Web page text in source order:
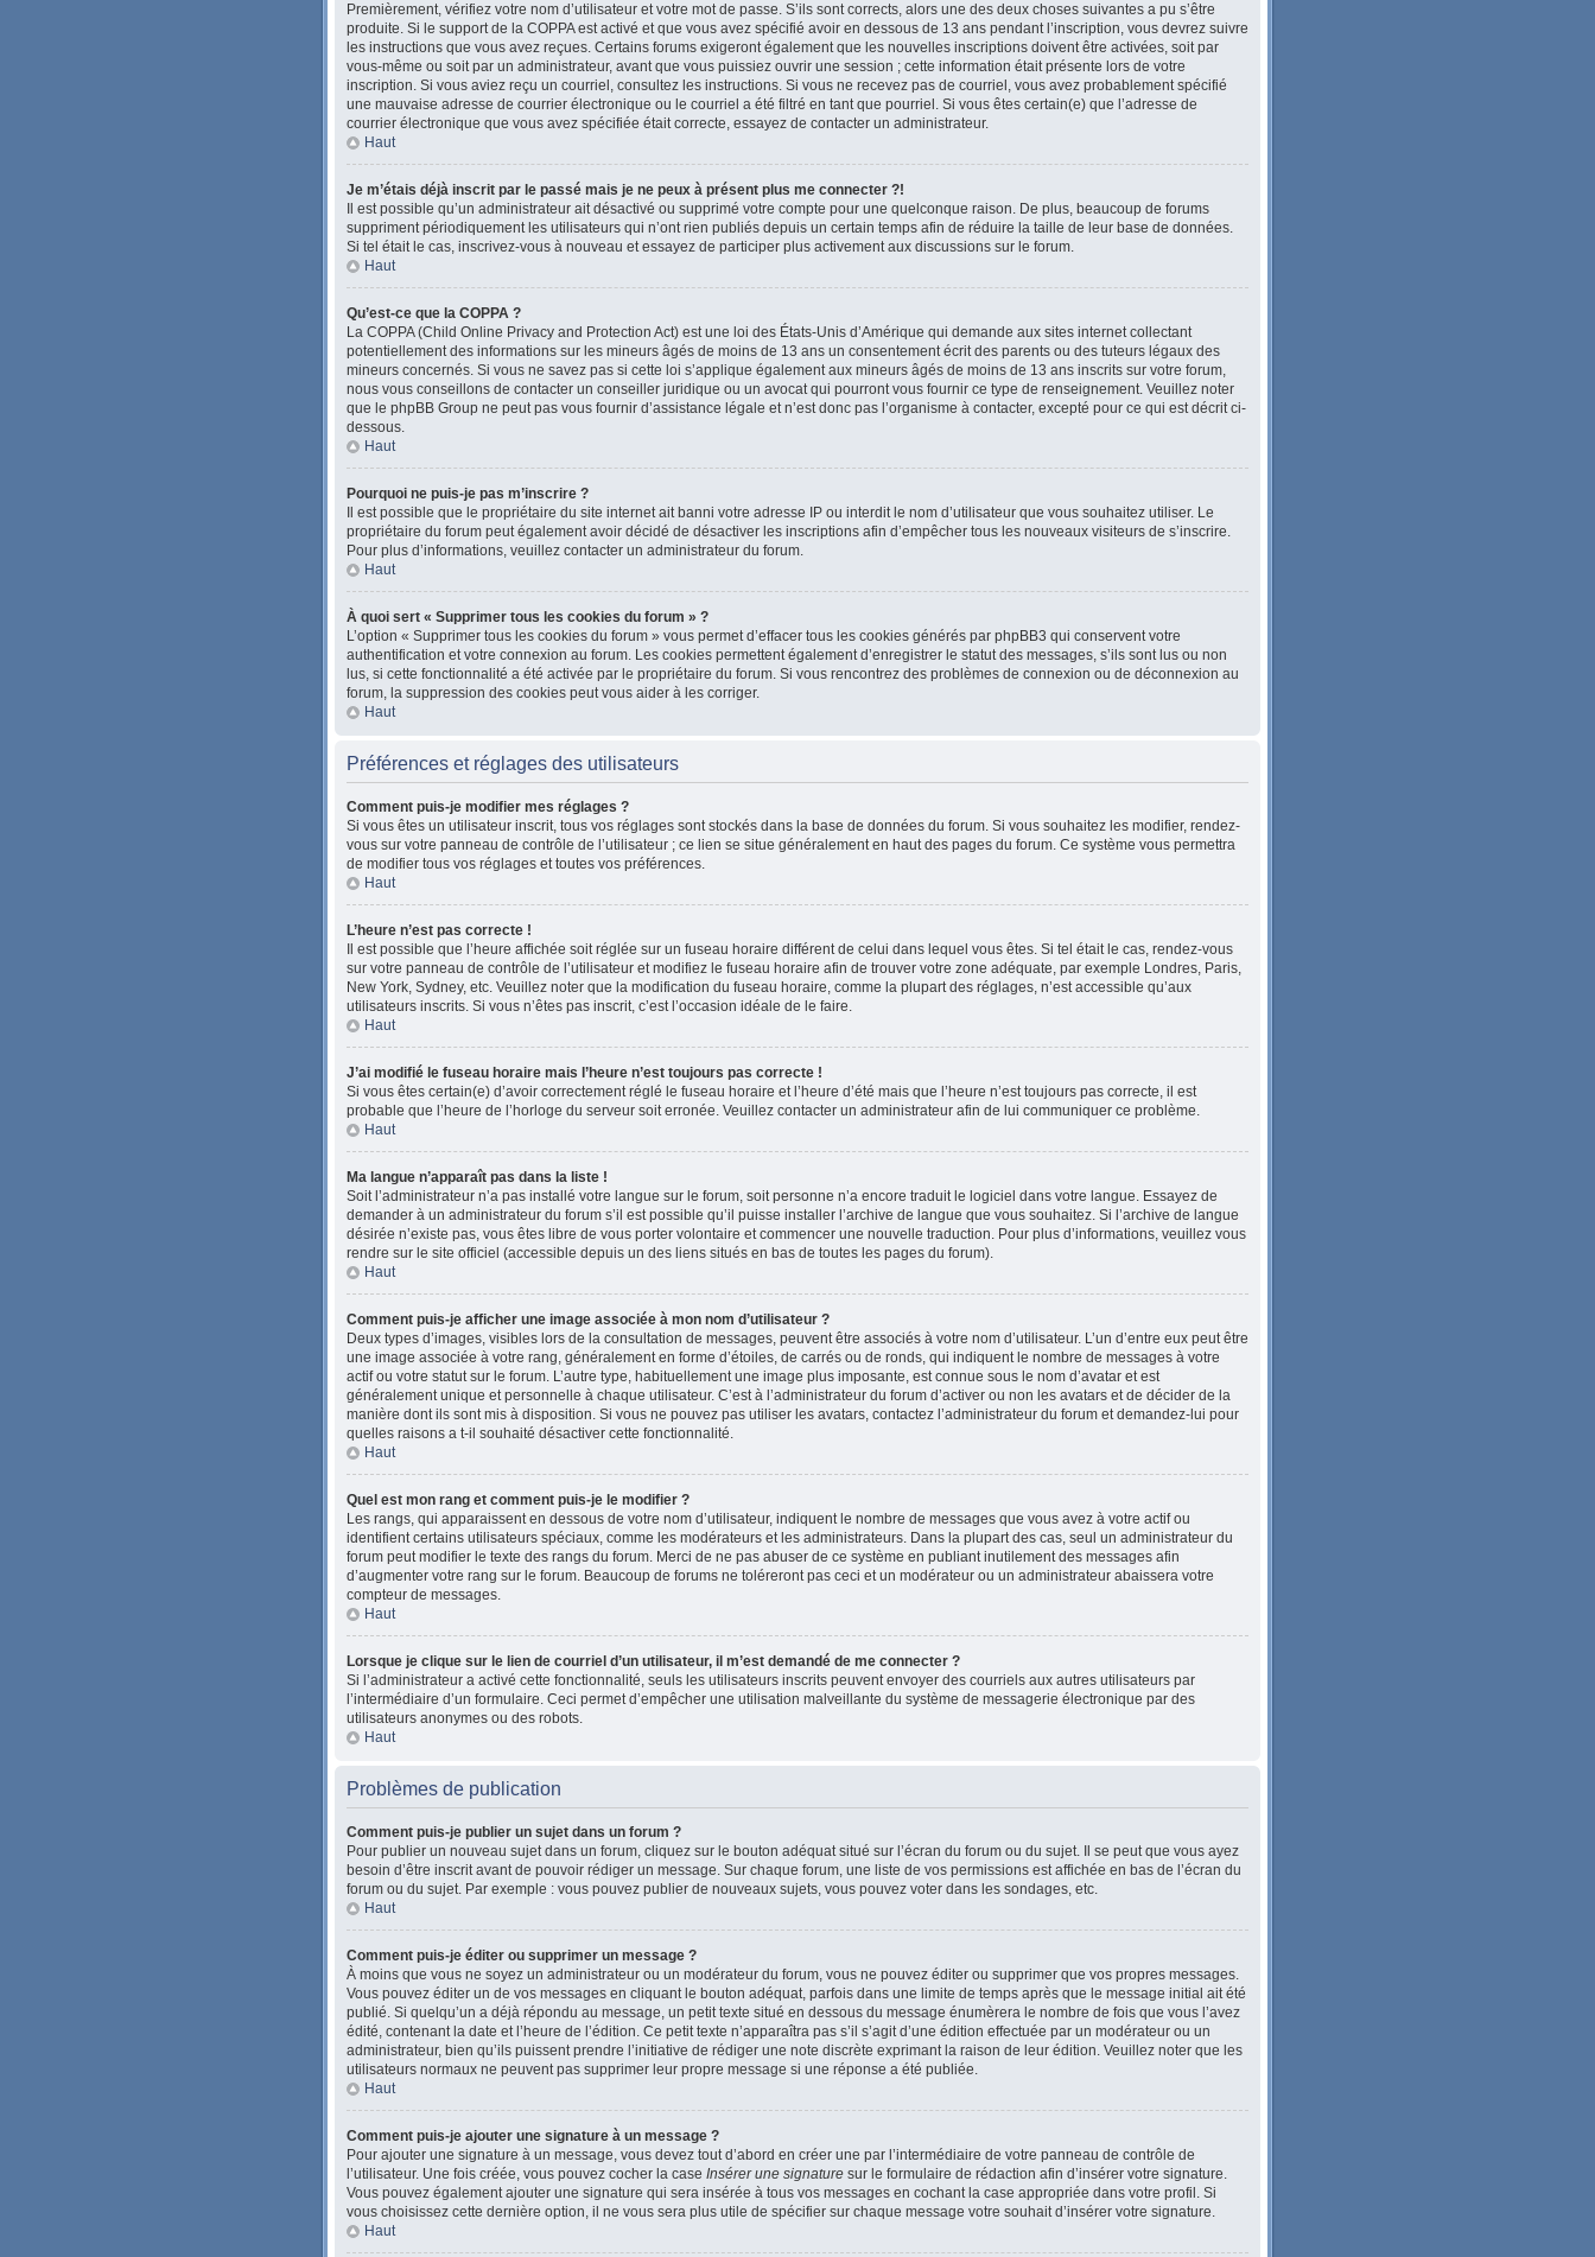
Premièrement, vérifiez votre nom d’utilisateur et votre mot de passe. S’ils sont corrects, alors une des deux choses suivantes a pu s’être
produite. Si le support de la COPPA est activé et que vous avez spécifié avoir en dessous de 13 ans pendant l’inscription, vous devrez suivre
les instructions que vous avez reçues. Certains forums exigeront également que les nouvelles inscriptions doivent être activées, soit par
vous-même ou soit par un administrateur, avant que vous puissiez ouvrir une session ; cette information était présente lors de votre
inscription. Si vous aviez reçu un courriel, consultez les instructions. Si vous ne recevez pas de courriel, vous avez probablement spécifié
une mauvaise adresse de courrier électronique ou le courriel a été filtré en tant que pourriel. Si vous êtes certain(e) que l’adresse de
courrier électronique que vous avez spécifiée était correcte, essayez de contacter un administrateur.
Haut
Je m’étais déjà inscrit par le passé mais je ne peux à présent plus me connecter ?!
Il est possible qu’un administrateur ait désactivé ou supprimé votre compte pour une quelconque raison. De plus, beaucoup de forums
suppriment périodiquement les utilisateurs qui n’ont rien publiés depuis un certain temps afin de réduire la taille de leur base de données.
Si tel était le cas, inscrivez-vous à nouveau et essayez de participer plus activement aux discussions sur le forum.
Haut
Qu’est-ce que la COPPA ?
La COPPA (Child Online Privacy and Protection Act) est une loi des États-Unis d’Amérique qui demande aux sites internet collectant
potentiellement des informations sur les mineurs âgés de moins de 13 ans un consentement écrit des parents ou des tuteurs légaux des
mineurs concernés. Si vous ne savez pas si cette loi s’applique également aux mineurs âgés de moins de 13 ans inscrits sur votre forum,
nous vous conseillons de contacter un conseiller juridique ou un avocat qui pourront vous fournir ce type de renseignement. Veuillez noter
que le phpBB Group ne peut pas vous fournir d’assistance légale et n’est donc pas l’organisme à contacter, excepté pour ce qui est décrit ci-
dessous.
Haut
Pourquoi ne puis-je pas m’inscrire ?
Il est possible que le propriétaire du site internet ait banni votre adresse IP ou interdit le nom d’utilisateur que vous souhaitez utiliser. Le
propriétaire du forum peut également avoir décidé de désactiver les inscriptions afin d’empêcher tous les nouveaux visiteurs de s’inscrire.
Pour plus d’informations, veuillez contacter un administrateur du forum.
Haut
À quoi sert « Supprimer tous les cookies du forum » ?
L’option « Supprimer tous les cookies du forum » vous permet d’effacer tous les cookies générés par phpBB3 qui conservent votre
authentification et votre connexion au forum. Les cookies permettent également d’enregistrer le statut des messages, s’ils sont lus ou non
lus, si cette fonctionnalité a été activée par le propriétaire du forum. Si vous rencontrez des problèmes de connexion ou de déconnexion au
forum, la suppression des cookies peut vous aider à les corriger.
Haut
Préférences et réglages des utilisateurs
Comment puis-je modifier mes réglages ?
Si vous êtes un utilisateur inscrit, tous vos réglages sont stockés dans la base de données du forum. Si vous souhaitez les modifier, rendez-
vous sur votre panneau de contrôle de l’utilisateur ; ce lien se situe généralement en haut des pages du forum. Ce système vous permettra
de modifier tous vos réglages et toutes vos préférences.
Haut
L’heure n’est pas correcte !
Il est possible que l’heure affichée soit réglée sur un fuseau horaire différent de celui dans lequel vous êtes. Si tel était le cas, rendez-vous
sur votre panneau de contrôle de l’utilisateur et modifiez le fuseau horaire afin de trouver votre zone adéquate, par exemple Londres, Paris,
New York, Sydney, etc. Veuillez noter que la modification du fuseau horaire, comme la plupart des réglages, n’est accessible qu’aux
utilisateurs inscrits. Si vous n’êtes pas inscrit, c’est l’occasion idéale de le faire.
Haut
J’ai modifié le fuseau horaire mais l’heure n’est toujours pas correcte !
Si vous êtes certain(e) d’avoir correctement réglé le fuseau horaire et l’heure d’été mais que l’heure n’est toujours pas correcte, il est
probable que l’heure de l’horloge du serveur soit erronée. Veuillez contacter un administrateur afin de lui communiquer ce problème.
Haut
Ma langue n’apparaît pas dans la liste !
Soit l’administrateur n’a pas installé votre langue sur le forum, soit personne n’a encore traduit le logiciel dans votre langue. Essayez de
demander à un administrateur du forum s’il est possible qu’il puisse installer l’archive de langue que vous souhaitez. Si l’archive de langue
désirée n’existe pas, vous êtes libre de vous porter volontaire et commencer une nouvelle traduction. Pour plus d’informations, veuillez vous
rendre sur le site officiel (accessible depuis un des liens situés en bas de toutes les pages du forum).
Haut
Comment puis-je afficher une image associée à mon nom d’utilisateur ?
Deux types d’images, visibles lors de la consultation de messages, peuvent être associés à votre nom d’utilisateur. L’un d’entre eux peut être
une image associée à votre rang, généralement en forme d’étoiles, de carrés ou de ronds, qui indiquent le nombre de messages à votre
actif ou votre statut sur le forum. L’autre type, habituellement une image plus imposante, est connue sous le nom d’avatar et est
généralement unique et personnelle à chaque utilisateur. C’est à l’administrateur du forum d’activer ou non les avatars et de décider de la
manière dont ils sont mis à disposition. Si vous ne pouvez pas utiliser les avatars, contactez l’administrateur du forum et demandez-lui pour
quelles raisons a t-il souhaité désactiver cette fonctionnalité.
Haut
Quel est mon rang et comment puis-je le modifier ?
Les rangs, qui apparaissent en dessous de votre nom d’utilisateur, indiquent le nombre de messages que vous avez à votre actif ou
identifient certains utilisateurs spéciaux, comme les modérateurs et les administrateurs. Dans la plupart des cas, seul un administrateur du
forum peut modifier le texte des rangs du forum. Merci de ne pas abuser de ce système en publiant inutilement des messages afin
d’augmenter votre rang sur le forum. Beaucoup de forums ne toléreront pas ceci et un modérateur ou un administrateur abaissera votre
compteur de messages.
Haut
Lorsque je clique sur le lien de courriel d’un utilisateur, il m’est demandé de me connecter ?
Si l’administrateur a activé cette fonctionnalité, seuls les utilisateurs inscrits peuvent envoyer des courriels aux autres utilisateurs par
l’intermédiaire d’un formulaire. Ceci permet d’empêcher une utilisation malveillante du système de messagerie électronique par des
utilisateurs anonymes ou des robots.
Haut
Problèmes de publication
Comment puis-je publier un sujet dans un forum ?
Pour publier un nouveau sujet dans un forum, cliquez sur le bouton adéquat situé sur l’écran du forum ou du sujet. Il se peut que vous ayez
besoin d’être inscrit avant de pouvoir rédiger un message. Sur chaque forum, une liste de vos permissions est affichée en bas de l’écran du
forum ou du sujet. Par exemple : vous pouvez publier de nouveaux sujets, vous pouvez voter dans les sondages, etc.
Haut
Comment puis-je éditer ou supprimer un message ?
À moins que vous ne soyez un administrateur ou un modérateur du forum, vous ne pouvez éditer ou supprimer que vos propres messages.
Vous pouvez éditer un de vos messages en cliquant le bouton adéquat, parfois dans une limite de temps après que le message initial ait été
publié. Si quelqu’un a déjà répondu au message, un petit texte situé en dessous du message énumèrera le nombre de fois que vous l’avez
édité, contenant la date et l’heure de l’édition. Ce petit texte n’apparaîtra pas s’il s’agit d’une édition effectuée par un modérateur ou un
administrateur, bien qu’ils puissent prendre l’initiative de rédiger une note discrète exprimant la raison de leur édition. Veuillez noter que les
utilisateurs normaux ne peuvent pas supprimer leur propre message si une réponse a été publiée.
Haut
Comment puis-je ajouter une signature à un message ?
Pour ajouter une signature à un message, vous devez tout d’abord en créer une par l’intermédiaire de votre panneau de contrôle de
l’utilisateur. Une fois créée, vous pouvez cocher la case Insérer une signature sur le formulaire de rédaction afin d’insérer votre signature.
Vous pouvez également ajouter une signature qui sera insérée à tous vos messages en cochant la case appropriée dans votre profil. Si
vous choisissez cette dernière option, il ne vous sera plus utile de spécifier sur chaque message votre souhait d’insérer votre signature.
Haut